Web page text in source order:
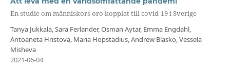
En studie om människors oro kopplat till covid-19 i Sverige
Tanya Jukkala, Sara Ferlander, Osman Aytar, Emma Engdahl,
Antoaneta Hristova, Maria Hopstadius, Andrew Blasko, Vessela
Misheva
2021-06-04